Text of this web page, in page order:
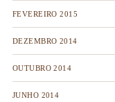
FEVEREIRO 2015
DEZEMBRO 2014
OUTUBRO 2014
JUNHO 2014